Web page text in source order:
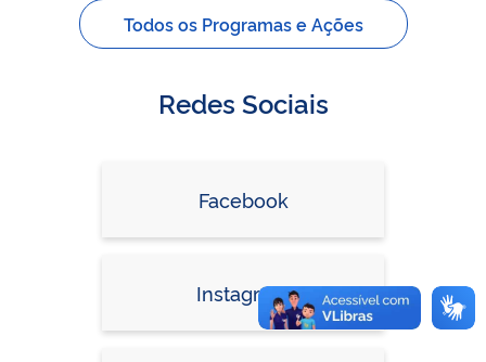
Todos os Programas e Ações
Redes Sociais
Facebook
Instagram